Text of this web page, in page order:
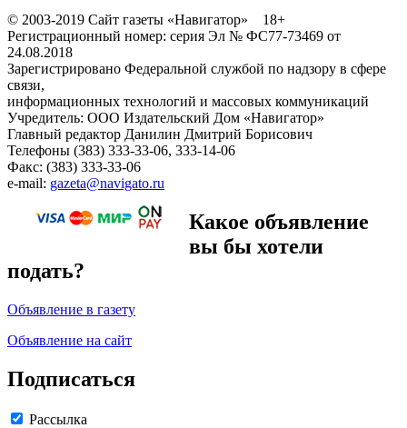
© 2003-2019 Сайт газеты «Навигатор» 18+
Регистрационный номер: серия Эл № ФС77-73469 от
24.08.2018
Зарегистрировано Федеральной службой по надзору в сфере
связи,
информационных технологий и массовых коммуникаций
Учредитель: ООО Издательский Дом «Навигатор»
Главный редактор Данилин Дмитрий Борисович
Телефоны (383) 333-33-06, 333-14-06
Факс: (383) 333-33-06
e-mail: gazeta@navigato.ru
Какое объявление
вы бы хотели
подать?
Объявление в газету
Объявление на сайт
Подписаться
Рассылка